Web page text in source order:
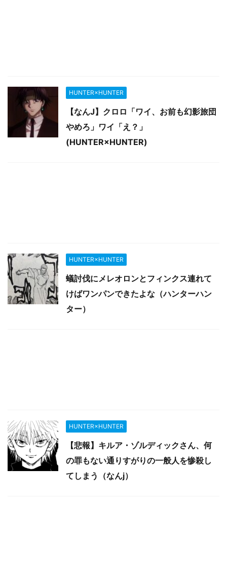
HUNTER×HUNTER
【なんJ】クロロ「ワイ、お前も幻影旅団
やめろ」ワイ「え？」
(HUNTER×HUNTER)
HUNTER×HUNTER
蟻討伐にメレオロンとフィンクス連れて
けばワンパンできたよな（ハンターハン
ター）
HUNTER×HUNTER
【悲報】キルア・ゾルディックさん、何
の罪もない通りすがりの一般人を惨殺し
てしまう（なんj）